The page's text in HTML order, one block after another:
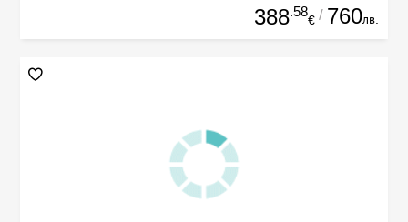
388.58
€ / 760лв.